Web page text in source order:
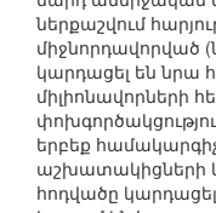
ներքաշվում
միջնորդավորված
կարդացել են նրա
միլիոնավորների
երբեք
աշխատակիցների և
հոդվածը